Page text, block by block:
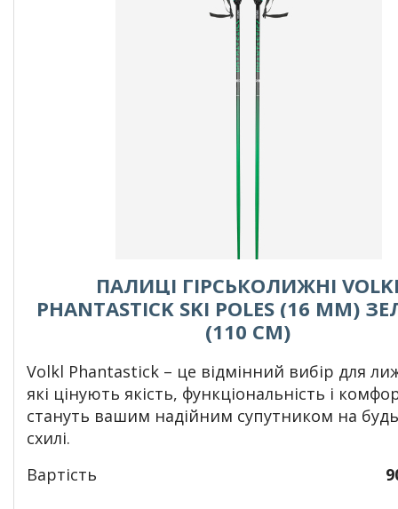
ПАЛИЦІ ГІРСЬКОЛИЖНІ
PHANTASTICK SKI POLES (16 MM)
(110 СМ)
Volkl Phantastick – це відмінний вибір для
які цінують якість, функціональність і
стануть вашим надійним супутником на
схилі.
Вартість